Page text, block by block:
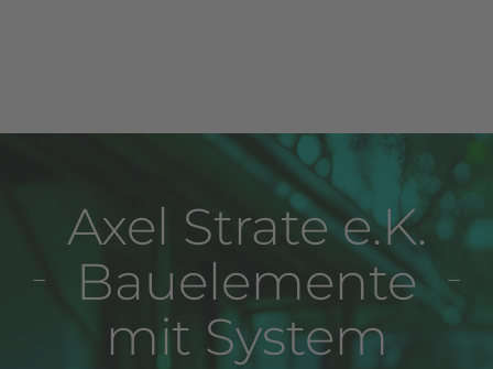
Axel Strate e.K.
Bauelemente
mit System